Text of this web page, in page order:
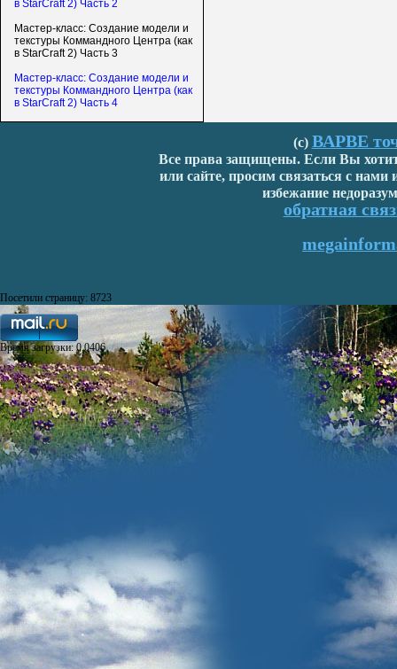
в StarCraft 2) Часть 2
Мастер-класс: Создание модели и
текстуры Коммандного Центра (как
в StarCraft 2) Часть 3
Мастер-класс: Создание модели и
текстуры Коммандного Центра (как
в StarCraft 2) Часть 4
(с) ВАРВЕ
Все права защищены. Если Вы
или сайте, просим связаться с
избежание
обратная
Посетили страницу: 8723
Время загрузки: 0,0406